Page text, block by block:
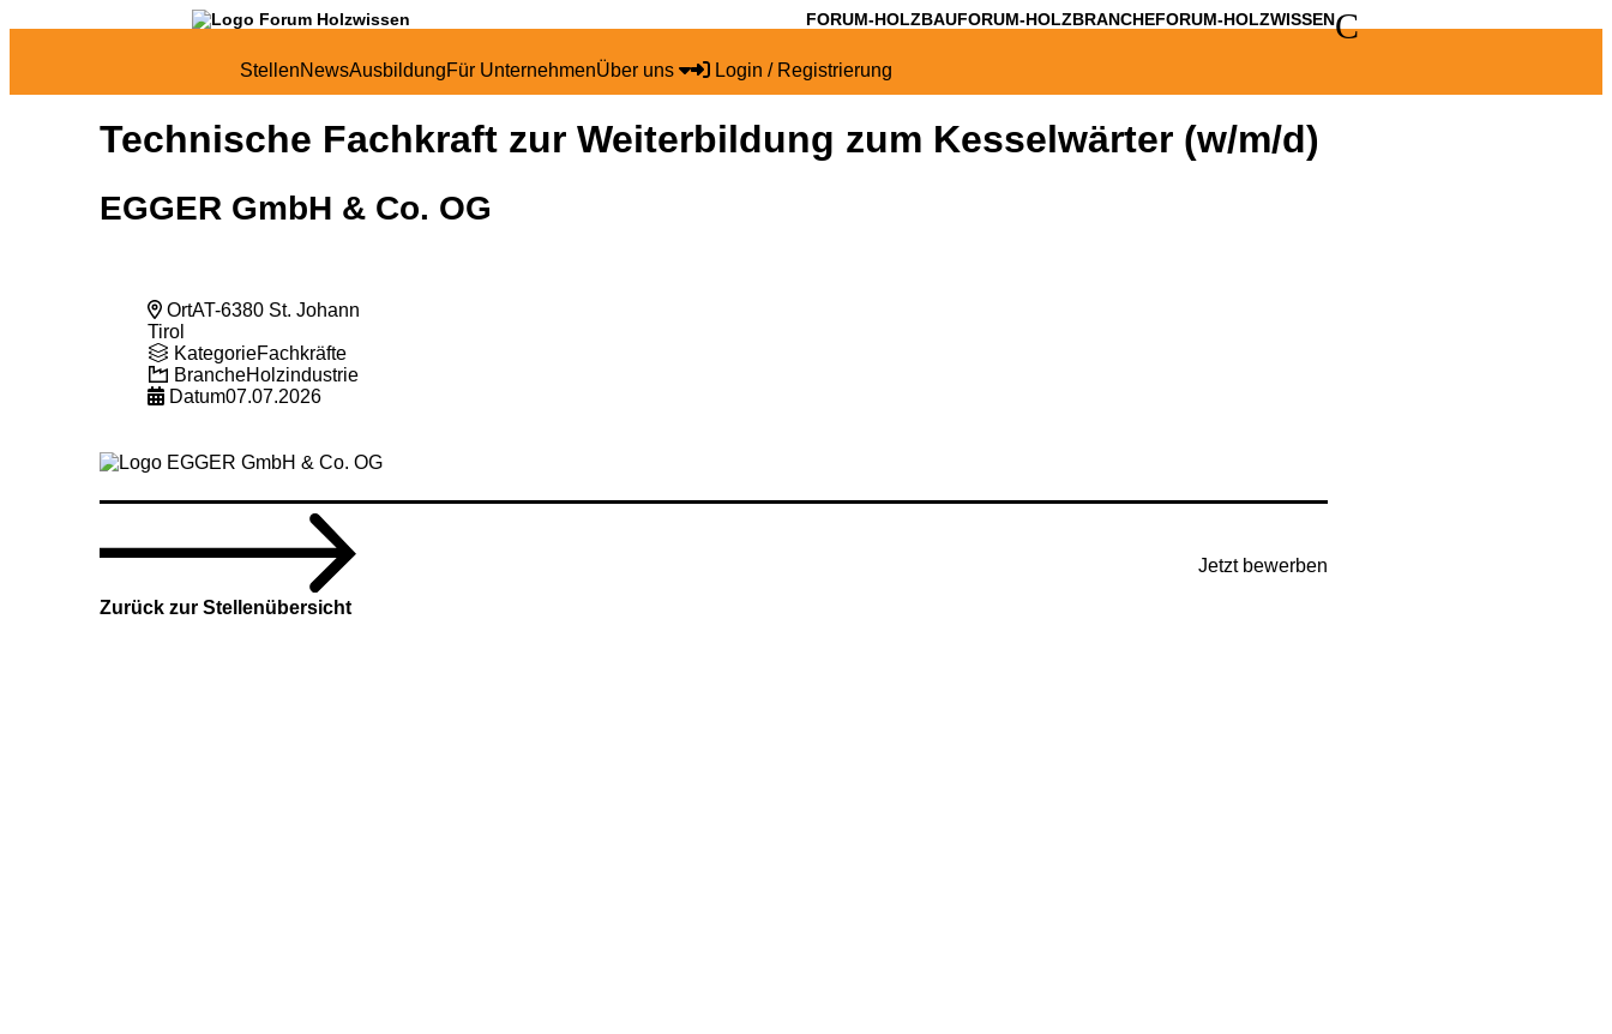
FORUM-HOLZBAUFORUM-HOLZBRANCHEFORUM-HOLZWISSENC
StellenNewsAusbildungFür UnternehmenÜber uns Login / Registrierung
Technische Fachkraft zur Weiterbildung zum Kesselwärter (w/m/d)
EGGER GmbH & Co. OG
OrtAT-6380 St. Johann
Tirol
KategorieFachkräfte
BrancheHolzindustrie
Datum07.07.2026
Zurück zur Stellenübersicht
Jetzt bewerben